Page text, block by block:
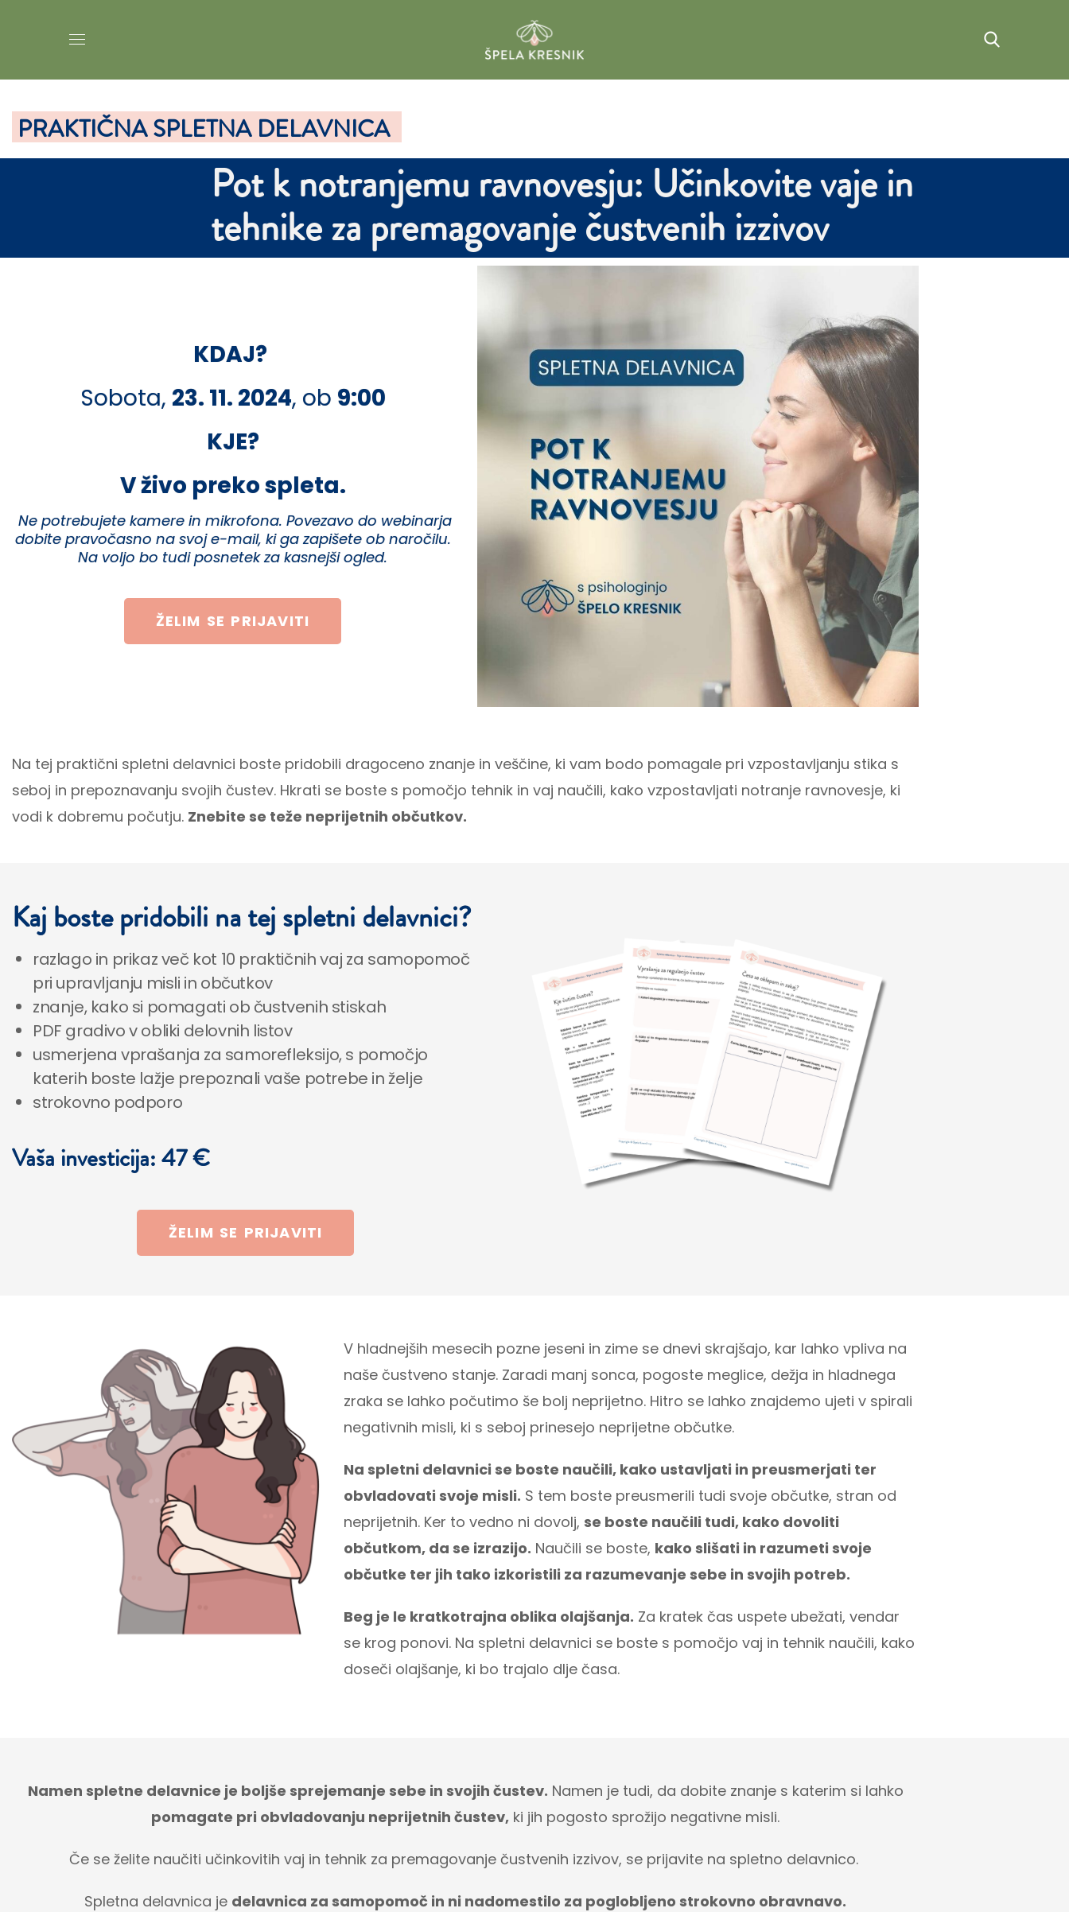
PRAKTIČNA SPLETNA DELAVNICA
Pot k notranjemu ravnovesju: Učinkovite vaje in
tehnike za premagovanje čustvenih izzivov
KDAJ?
Sobota, 23. 11. 2024, ob 9:00
KJE?
V živo preko spleta.
Ne potrebujete kamere in mikrofona. Povezavo do webinarja
dobite pravočasno na svoj e-mail, ki ga zapišete ob naročilu.
Na voljo bo tudi posnetek za kasnejši ogled.
ŽELIM SE PRIJAVITI
Na tej praktični spletni delavnici boste pridobili dragoceno znanje in veščine, ki vam bodo pomagale pri vzpostavljanju stika s
seboj in prepoznavanju svojih čustev. Hkrati se boste s pomočjo tehnik in vaj naučili, kako vzpostavljati notranje ravnovesje, ki
vodi k dobremu počutju. Znebite se teže neprijetnih občutkov.
Kaj boste pridobili na tej spletni delavnici?
razlago in prikaz več kot 10 praktičnih vaj za samopomoč
pri upravljanju misli in občutkov
znanje, kako si pomagati ob čustvenih stiskah
PDF gradivo v obliki delovnih listov
usmerjena vprašanja za samorefleksijo, s pomočjo
katerih boste lažje prepoznali vaše potrebe in želje
strokovno podporo
Vaša investicija: 47 €
ŽELIM SE PRIJAVITI
V hladnejših mesecih pozne jeseni in zime se dnevi skrajšajo, kar lahko vpliva na
naše čustveno stanje. Zaradi manj sonca, pogoste meglice, dežja in hladnega
zraka se lahko počutimo še bolj neprijetno. Hitro se lahko znajdemo ujeti v spirali
negativnih misli, ki s seboj prinesejo neprijetne občutke.
Na spletni delavnici se boste naučili, kako ustavljati in preusmerjati ter
obvladovati svoje misli. S tem boste preusmerili tudi svoje občutke, stran od
neprijetnih. Ker to vedno ni dovolj, se boste naučili tudi, kako dovoliti
občutkom, da se izrazijo. Naučili se boste, kako slišati in razumeti svoje
občutke ter jih tako izkoristili za razumevanje sebe in svojih potreb.
Beg je le kratkotrajna oblika olajšanja. Za kratek čas uspete ubežati, vendar
se krog ponovi. Na spletni delavnici se boste s pomočjo vaj in tehnik naučili, kako
doseči olajšanje, ki bo trajalo dlje časa.
Namen spletne delavnice je boljše sprejemanje sebe in svojih čustev. Namen je tudi, da dobite znanje s katerim si lahko
pomagate pri obvladovanju neprijetnih čustev, ki jih pogosto sprožijo negativne misli.
Če se želite naučiti učinkovitih vaj in tehnik za premagovanje čustvenih izzivov, se prijavite na spletno delavnico.
Spletna delavnica je delavnica za samopomoč in ni nadomestilo za poglobljeno strokovno obravnavo.